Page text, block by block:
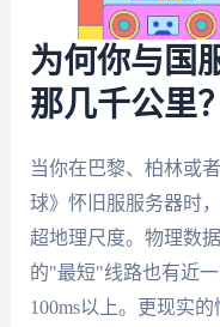
为何你与国
那几千公里？
当你在巴黎、柏林或
球》怀旧服服务器时
超地理尺度。物理数
的"最短"线路也有近
100ms以上。更现实